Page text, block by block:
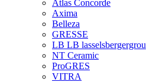
Atlas Concorde
Axima
Belleza
GRESSE
LB LB
NT Ceramic
ProGRES
VITRA